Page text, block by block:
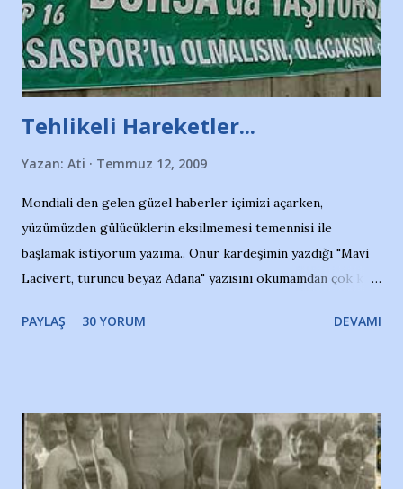
Tehlikeli Hareketler...
Yazan: Ati Temmuz 12, 2009
Mondiali den gelen güzel haberler içimizi açarken,
yüzümüzden gülücüklerin eksilmemesi temennisi ile
başlamak istiyorum yazıma.. Onur kardeşimin yazdığı "Mavi
Lacivert, turuncu beyaz Adana" yazısını okumamdan çok kısa
irkildim.. "Bursasporlu taraftarlar, İstanbul takımlarının
ve ürünlerini Bursa şehrinde görmek istemediklerini bir
protesto eylemiyle açıkladıklarını bildiriyordu.. Bu grup
adına açıklama yapan şahsı muhterem(!) ''Açık ve net olarak
PAYLAŞ 30 YORUM DEVAMI